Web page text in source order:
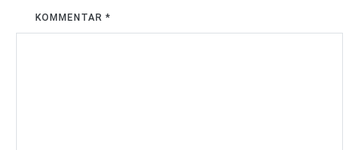
KOMMENTAR*